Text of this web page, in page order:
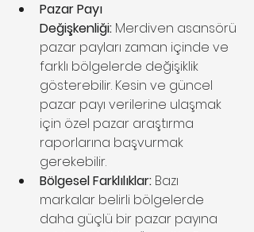
Pazar Payı
Değişkenliği: Merdiven asansörü
pazar payları zaman içinde ve
farklı bölgelerde değişiklik
gösterebilir. Kesin ve güncel
pazar payı verilerine ulaşmak
için özel pazar araştırma
raporlarına başvurmak
gerekebilir.
Bölgesel Farklılıklar: Bazı
markalar belirli bölgelerde
daha güçlü bir pazar payına